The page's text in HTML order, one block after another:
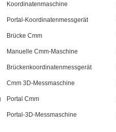
Koordinatenmaschine
Portal-Koordinatenmessgerät
Brücke Cmm
Manuelle Cmm-Maschine
Brückenkoordinatenmessgerät
Cmm 3D-Messmaschine
Portal Cmm
Portal-3D-Messmaschine